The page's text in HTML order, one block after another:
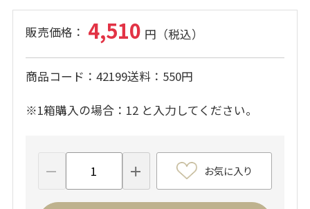
4,510
商品コード 42199送料 550円
※1箱購入の場合：12 と入力してください。
お気に入り